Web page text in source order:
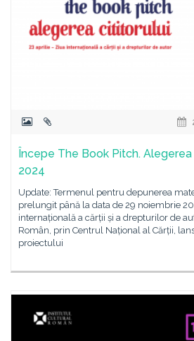
Începe The Book Pitch.
2024
Update: Termenul pentru depunerea
prelungit până la data de 29 noiembrie
internațională a cărții și a drepturilor de
Român, prin Centrul Național al Cărții,
proiectului